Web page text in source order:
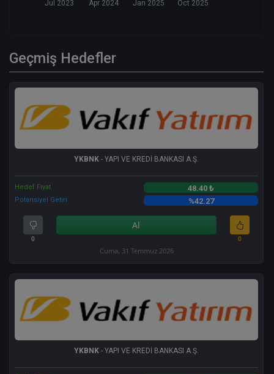
Jul 2023 Apr 2024 Jan 2025 Oct 2025
Geçmiş Hedefler
YKBNK - YAPI VE KREDİ BANKASI A.Ş.
Hedef Fiyat 48.40 ₺
Potansiyel Getiri %42.27
0
Al
0
Cuma, 31 Temmuz 2026
YKBNK - YAPI VE KREDİ BANKASI A.Ş.